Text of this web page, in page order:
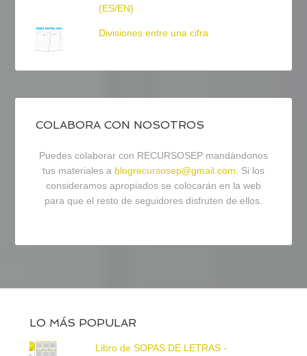
(ES/EN)
Divisiones entre una cifra
COLABORA CON NOSOTROS
Puedes colaborar con RECURSOSEP mandándonos
tus materiales a blogrecursosep@gmail.com. Si los
consideramos apropiados se colocarán en la web
para que el resto de seguidores disfruten de ellos.
LO MÁS POPULAR
Libro de SOPAS DE LETRAS -